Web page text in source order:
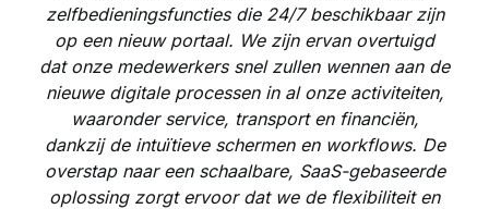
zelfbedieningsfuncties die 24/7 beschikbaar zijn
op een nieuw portaal. We zijn ervan overtuigd
dat onze medewerkers snel zullen wennen aan de
nieuwe digitale processen in al onze activiteiten,
waaronder service, transport en financiën,
dankzij de intuïtieve schermen en workflows. De
overstap naar een schaalbare, SaaS-gebaseerde
oplossing zorgt ervoor dat we de flexibiliteit en